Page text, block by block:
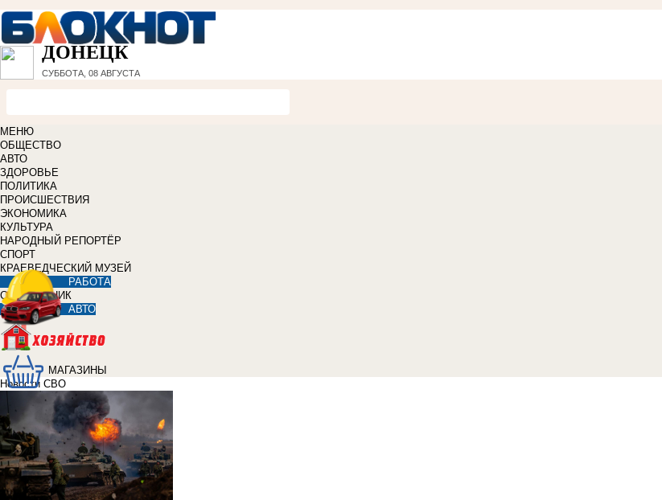
ДОНЕЦК
СУББОТА, 08 АВГУСТА
МЕНЮ
ОБЩЕСТВО
АВТО
ЗДОРОВЬЕ
ПОЛИТИКА
ПРОИСШЕСТВИЯ
ЭКОНОМИКА
КУЛЬТУРА
НАРОДНЫЙ РЕПОРТЁР
СПОРТ
КРАЕВЕДЧЕСКИЙ МУЗЕЙ
РАБОТА
СПРАВОЧНИК
АВТО
МАГАЗИНЫ
Новости СВО